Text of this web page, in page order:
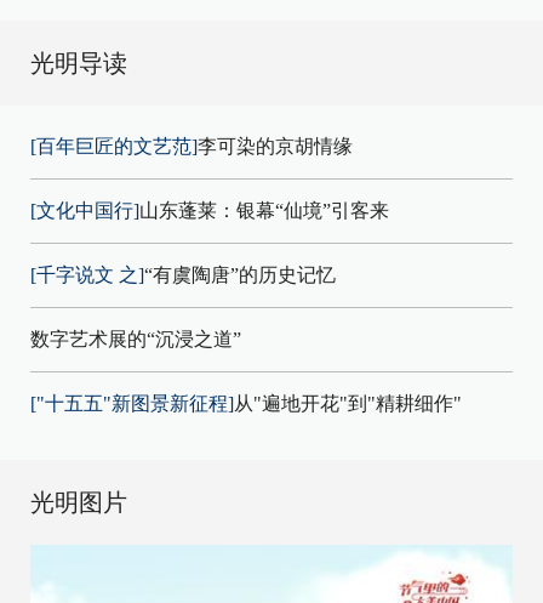
光明导读
[百年巨匠的文艺范]李可染的京胡情缘
[文化中国行]山东蓬莱：银幕“仙境”引客来
[千字说文 之]“有虞陶唐”的历史记忆
数字艺术展的“沉浸之道”
["十五五"新图景新征程]从"遍地开花"到"精耕细作"
光明图片